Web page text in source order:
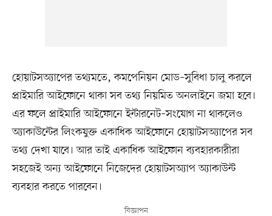
হোয়াটসঅ্যাপের তথ্যমতে, কমপেনিয়ন মোড–সুবিধা চালু করলে
প্রাইমারি আইফোনে থাকা সব তথ্য নিয়মিত অনলাইনে জমা হবে।
এর ফলে প্রাইমারি আইফোনে ইন্টারনেট–সংযোগ না থাকলেও
অ্যাকাউন্টের লিংকযুক্ত একাধিক আইফোনে হোয়াটসঅ্যাপের সব
তথ্য দেখা যাবে। আর তাই একাধিক আইফোন ব্যবহারকারীরা
সহজেই অন্য আইফোনে নিজেদের হোয়াটসঅ্যাপ অ্যাকাউন্ট
ব্যবহার করতে পারবেন।